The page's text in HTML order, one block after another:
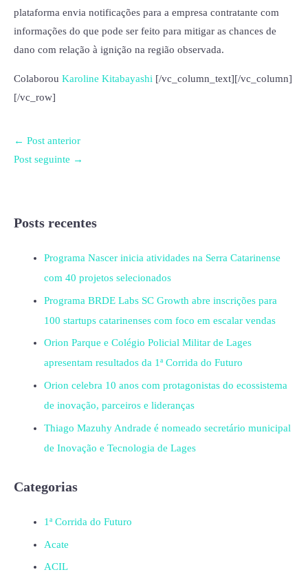
plataforma envia notificações para a empresa contratante com
informações do que pode ser feito para mitigar as chances de
dano com relação à ignição na região observada.
Colaborou Karoline Kitabayashi [/vc_column_text][/vc_column]
[/vc_row]
← Post anterior
Post seguinte →
Posts recentes
Programa Nascer inicia atividades na Serra Catarinense
com 40 projetos selecionados
Programa BRDE Labs SC Growth abre inscrições para
100 startups catarinenses com foco em escalar vendas
Orion Parque e Colégio Policial Militar de Lages
apresentam resultados da 1ª Corrida do Futuro
Orion celebra 10 anos com protagonistas do ecossistema
de inovação, parceiros e lideranças
Thiago Mazuhy Andrade é nomeado secretário municipal
de Inovação e Tecnologia de Lages
Categorias
1ª Corrida do Futuro
Acate
ACIL